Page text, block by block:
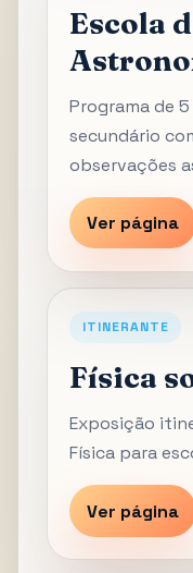
Escola
Programa de
secundário
observações
Ver página
ITINERANTE
Física
Exposição
Física para
Ver página